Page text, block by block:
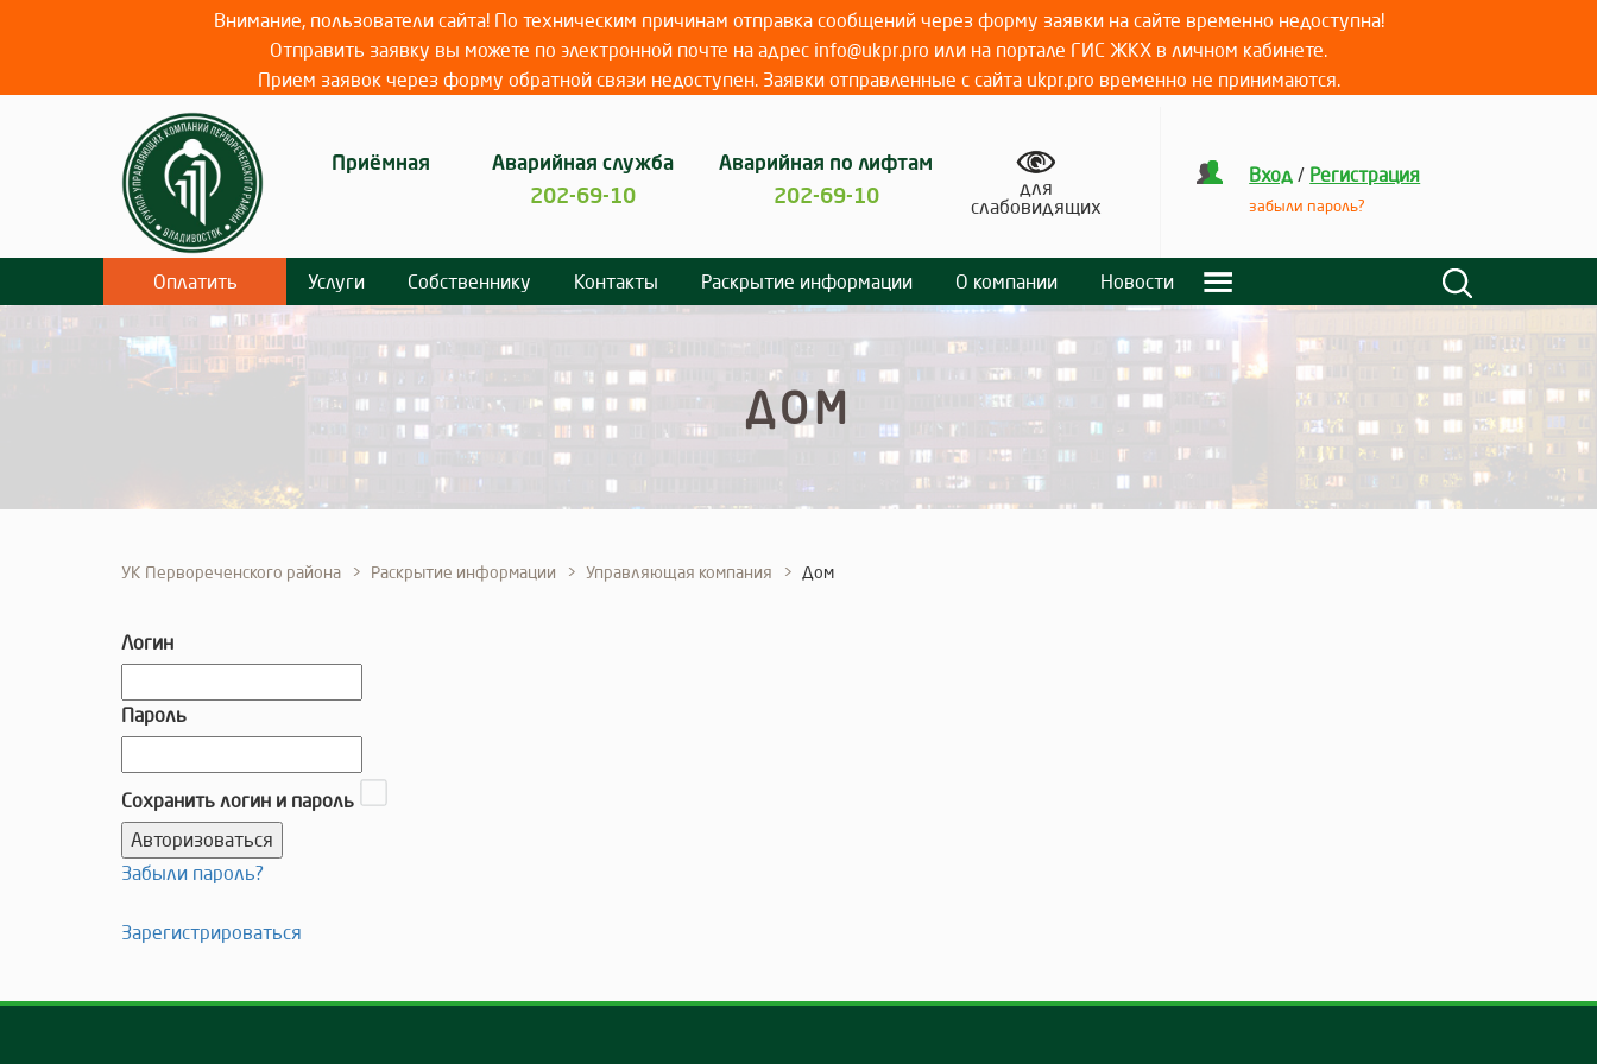
Внимание, пользователи сайта! По техническим причинам отправка сообщений через форму заявки на сайте временно недоступна!
Отправить заявку вы можете по электронной почте на адрес info@ukpr.pro или на портале ГИС ЖКХ в личном кабинете.
Прием заявок через форму обратной связи недоступен. Заявки отправленные с сайта ukpr.pro временно не принимаются.
Приёмная Аварийная служба
202-69-10
Аварийная по лифтам
202-69-10
для
слабовидящих
Вход / Регистрация
забыли пароль?
Оплатить Услуги Собственнику Контакты Раскрытие информации О компании Новости
ДОМ
УК Первореченского района Раскрытие информации Управляющая компания Дом
Логин
Пароль
Сохранить логин и пароль
Забыли пароль?
Зарегистрироваться